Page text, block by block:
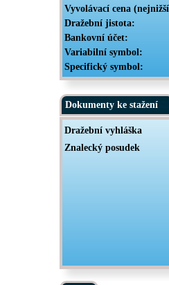
Vyvolávací cena
Dražební jistota:
Bankovní účet:
Variabilní symbol:
Specifický symbol:
Dokumenty ke stažení
Dražební vyhláška
Znalecký posudek